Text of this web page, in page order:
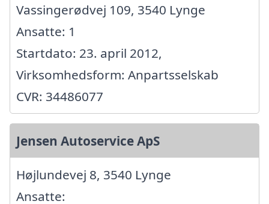
Vassingerødvej 109, 3540 Lynge
Ansatte: 1
Startdato: 23. april 2012,
Virksomhedsform: Anpartsselskab
CVR: 34486077
Jensen Autoservice ApS
Højlundevej 8, 3540 Lynge
Ansatte: